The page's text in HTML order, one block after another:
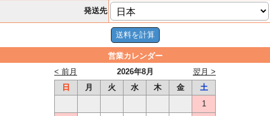
発送先
営業カレンダー
2026年8月
< 前月
翌月 >
日
月 火 水 木 金
土
1